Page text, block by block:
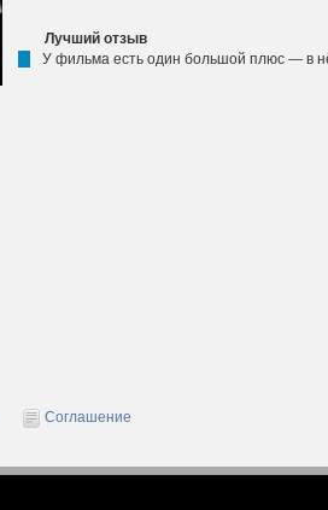
Лучший отзыв
У фильма есть один большой плюс — в
Соглашение